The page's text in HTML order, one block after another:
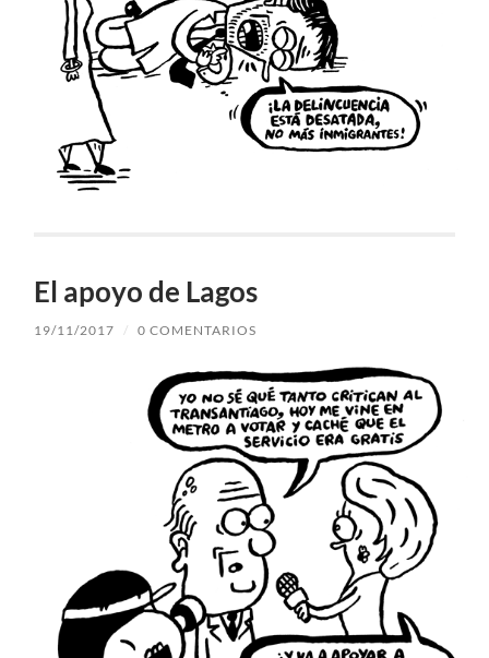
El apoyo de Lagos
19/11/2017 / 0 COMENTARIOS